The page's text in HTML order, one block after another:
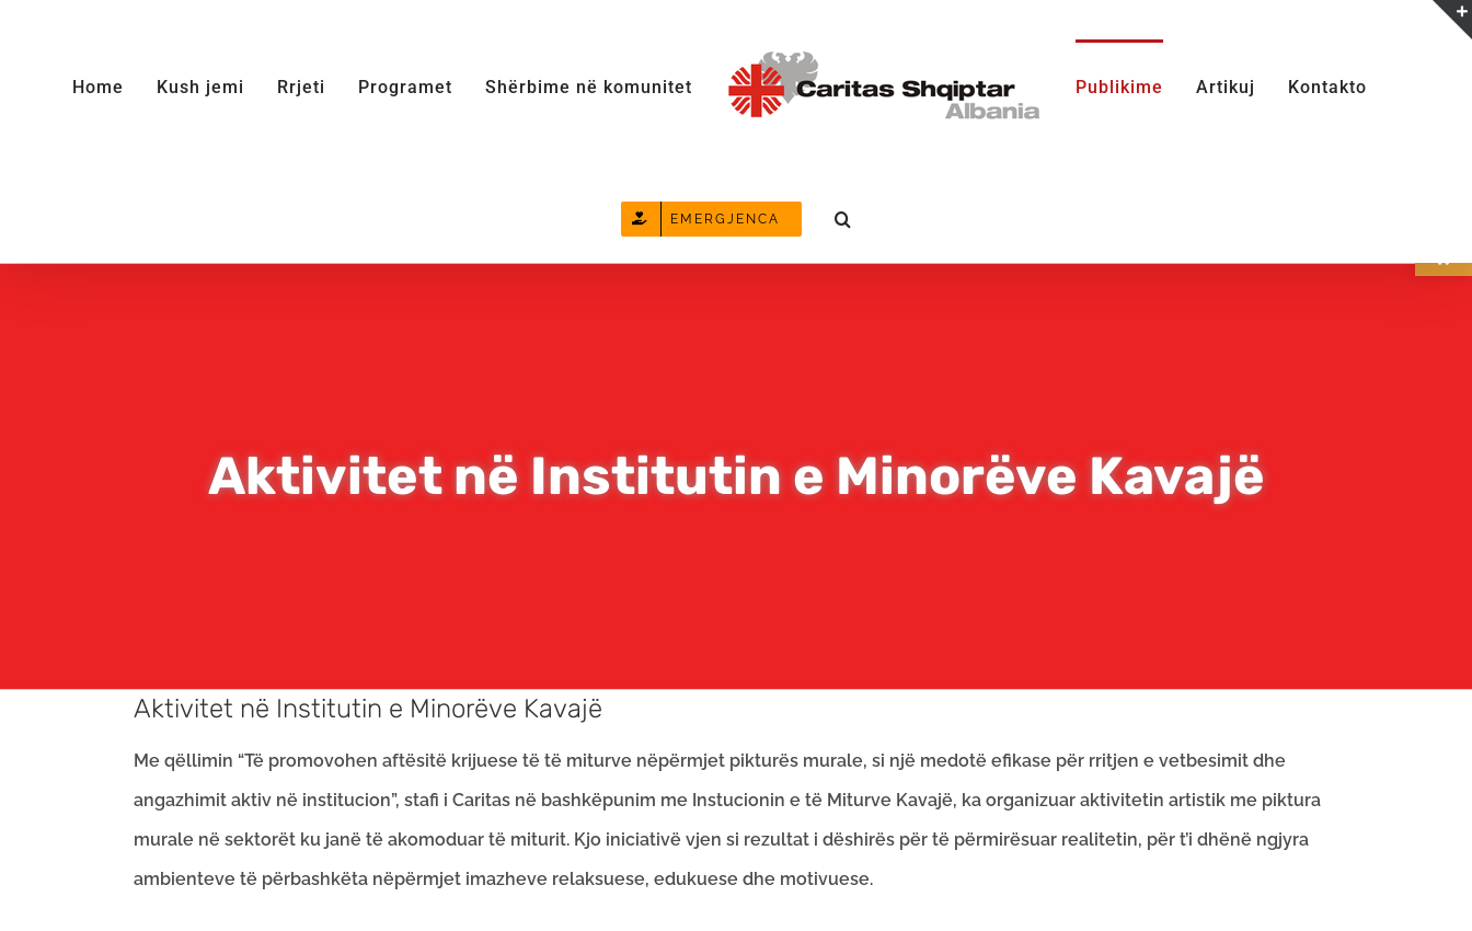
Home Kush jemi Rrjeti Programet Shërbime në komunitet Publikime Artikuj Kontakto
EMERGJENCA
Aktivitet në Institutin e Minorëve Kavajë
Aktivitet në Institutin e Minorëve Kavajë
Me qëllimin “Të promovohen aftësitë krijuese të të miturve nëpërmjet pikturës murale, si një medotë efikase për rritjen e vetbesimit dhe
angazhimit aktiv në institucion”, stafi i Caritas në bashkëpunim me Instucionin e të Miturve Kavajë, ka organizuar aktivitetin artistik me piktura
murale në sektorët ku janë të akomoduar të miturit. Kjo iniciativë vjen si rezultat i dëshirës për të përmirësuar realitetin, për t’i dhënë ngjyra
ambienteve të përbashkëta nëpërmjet imazheve relaksuese, edukuese dhe motivuese.